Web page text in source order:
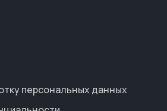
персональных данных